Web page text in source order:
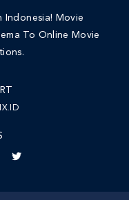
Indonesia! Movie
To Online Movie